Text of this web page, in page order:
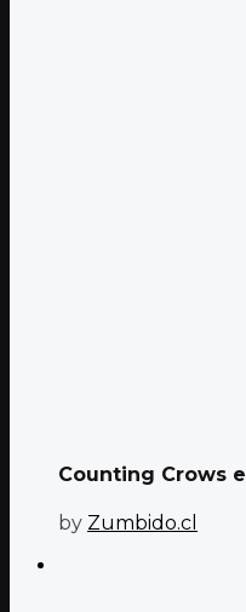
Counting Crows
by Zumbido.cl